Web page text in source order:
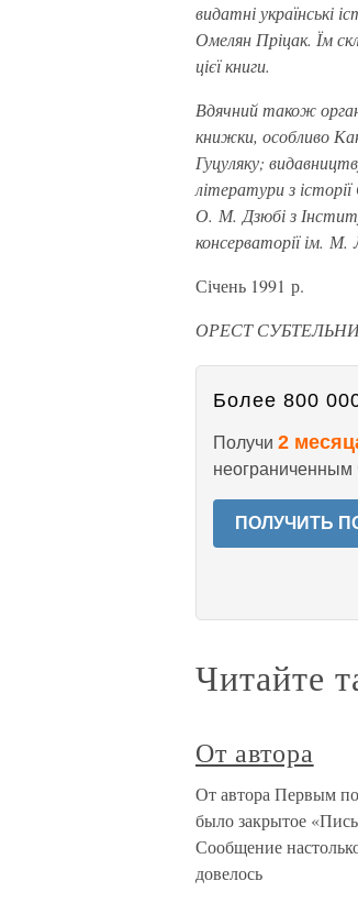
видатні українські
Омелян Пріцак. Їм
цієї книги.
Вдячний також
книжки, особливо
Гуцуляку;
літератури з
О. М. Дзюбі з
консерваторії ім. М.
Січень 1991 р.
ОРЕСТ
Более 800
Получи 2
неограниченным
ПОЛУЧИТЬ
Читайте
От автора
От автора Первым
было закрытое
Сообщение
довелось